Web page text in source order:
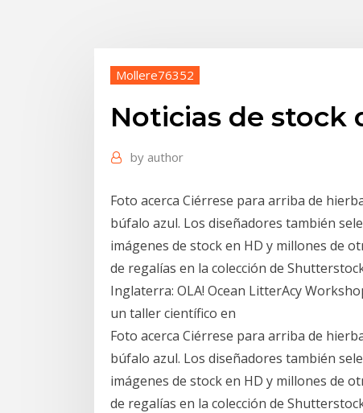
Mollere76352
Noticias de stock
by author
Foto acerca Ciérrese para arriba de
búfalo azul. Los diseñadores también
imágenes de stock en HD y millones de
de regalías en la colección de
Inglaterra: OLA! Ocean LitterAcy
un taller científico en
Foto acerca Ciérrese para arriba de
búfalo azul. Los diseñadores también
imágenes de stock en HD y millones de
de regalías en la colección de